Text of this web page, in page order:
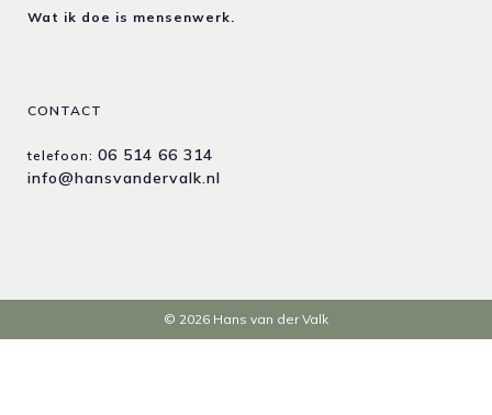
Wat ik doe is mensenwerk.
CONTACT
telefoon: 06 514 66 314
info@hansvandervalk.nl
© 2026 Hans van der Valk